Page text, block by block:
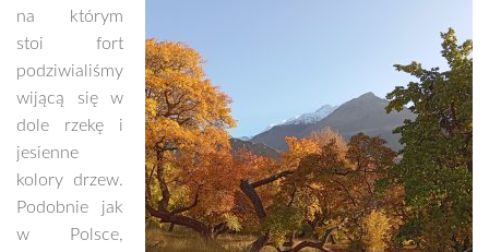
na którym
stoi fort
podziwialiśmy
wijącą się w
dole rzekę i
jesienne
kolory drzew.
Podobnie jak
w Polsce,